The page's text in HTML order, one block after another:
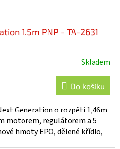
1.5m PNP - TA-2631
Skladem
Do košíku
Generation o rozpětí 1,46m
motorem, regulátorem a 5
hmoty EPO, dělené křídlo,